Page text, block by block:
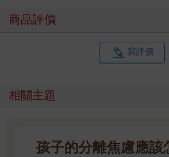
商品評價
寫評價
相關主題
孩子的分離焦慮應該